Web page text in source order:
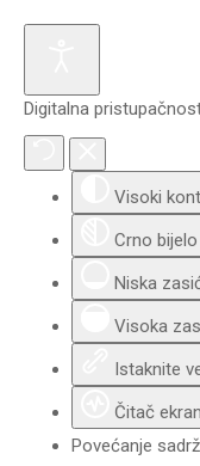
Digitalna
Visoki
Crno bijelo
Niska
Visoka
Istaknite
Čitač
Povećanje